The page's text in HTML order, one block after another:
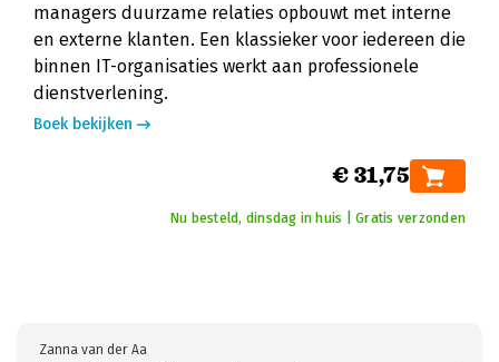
managers duurzame relaties opbouwt met interne
en externe klanten. Een klassieker voor iedereen die
binnen IT-organisaties werkt aan professionele
dienstverlening.
Boek bekijken
€ 31,75
Nu besteld, dinsdag in huis | Gratis verzonden
Zanna van der Aa